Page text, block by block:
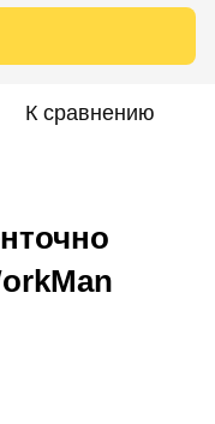
К сравнению